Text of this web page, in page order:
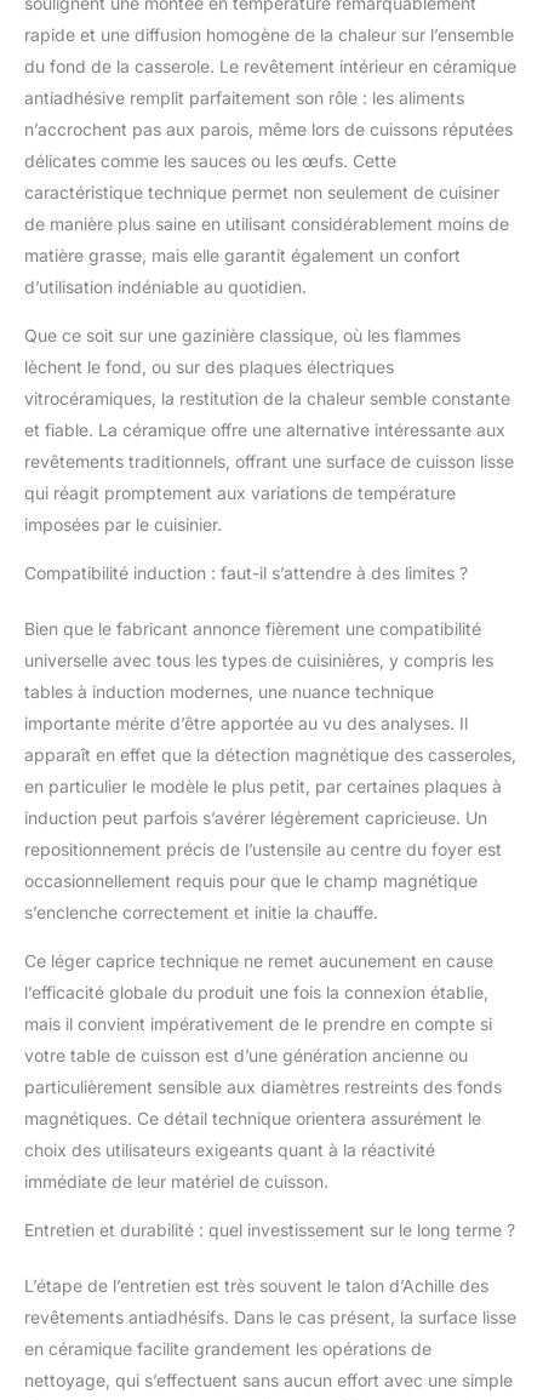
de fondue du week-end
d’œil. Retirez la poignée
→ La poêle devient un
moule à pâtisserie,
résistant à la chaleur
cuisson lente et la
cuisson au four avec un
seul outil Polyvalent pour
cuisson : Compatible
avec
Fond de casserole
multicouche accélère la
conduction thermique de
30 % – uniforme et
cuisson sans matière
poêlées de légumes, de
steaks juteux ou de
hamburgers croustillants,
cet ensemble de cuisine
chaque défi gourmand
avec précision et sans
effort. La casserole qui
embellit vos moments de
rapide et une diffusion homogène de la chaleur sur l’ensemble
du fond de la casserole. Le revêtement intérieur en céramique
antiadhésive remplit parfaitement son rôle : les aliments
n’accrochent pas aux parois, même lors de cuissons réputées
délicates comme les sauces ou les œufs. Cette
caractéristique technique permet non seulement de cuisiner
de manière plus saine en utilisant considérablement moins de
matière grasse, mais elle garantit également un confort
d’utilisation indéniable au quotidien.
Que ce soit sur une gazinière classique, où les flammes
lèchent le fond, ou sur des plaques électriques
vitrocéramiques, la restitution de la chaleur semble constante
et fiable. La céramique offre une alternative intéressante aux
revêtements traditionnels, offrant une surface de cuisson lisse
qui réagit promptement aux variations de température
imposées par le cuisinier.
Compatibilité induction : faut-il s’attendre à des limites ?
Bien que le fabricant annonce fièrement une compatibilité
universelle avec tous les types de cuisinières, y compris les
tables à induction modernes, une nuance technique
importante mérite d’être apportée au vu des analyses. Il
apparaît en effet que la détection magnétique des casseroles,
en particulier le modèle le plus petit, par certaines plaques à
induction peut parfois s’avérer légèrement capricieuse. Un
repositionnement précis de l’ustensile au centre du foyer est
occasionnellement requis pour que le champ magnétique
s’enclenche correctement et initie la chauffe.
Ce léger caprice technique ne remet aucunement en cause
l’efficacité globale du produit une fois la connexion établie,
mais il convient impérativement de le prendre en compte si
votre table de cuisson est d’une génération ancienne ou
particulièrement sensible aux diamètres restreints des fonds
magnétiques. Ce détail technique orientera assurément le
choix des utilisateurs exigeants quant à la réactivité
immédiate de leur matériel de cuisson.
Entretien et durabilité : quel investissement sur le long terme ?
L’étape de l’entretien est très souvent le talon d’Achille des
revêtements antiadhésifs. Dans le cas présent, la surface lisse
en céramique facilite grandement les opérations de
nettoyage, qui s’effectuent sans aucun effort avec une simple